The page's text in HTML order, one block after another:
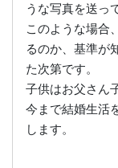
うな写真を送っ
このような場合
るのか、基準が
た次第です。
子供はお父さん
今まで結婚生活
します。